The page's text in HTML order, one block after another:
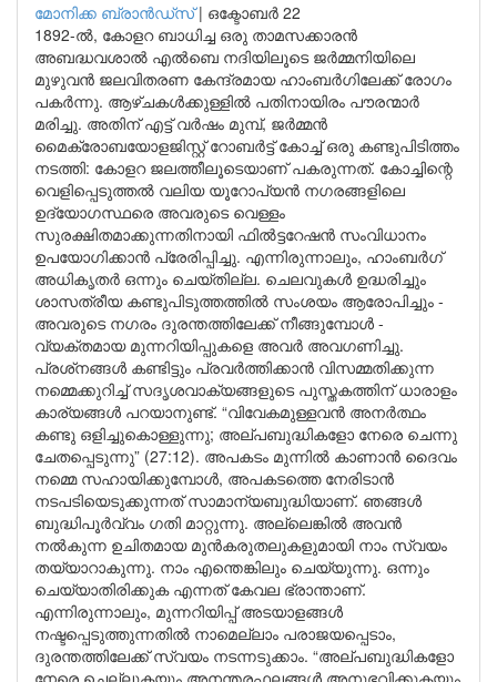
മോനിക്ക ബ്രാന്‍ഡ്‌സ്| ഒക്ടോബർ 22
1892-ൽ, കോളറ ബാധിച്ച ഒരു താമസക്കാരൻ
അബദ്ധവശാൽ എൽബെ നദിയിലൂടെ ജർമ്മനിയിലെ
മുഴുവൻ ജലവിതരണ കേന്ദ്രമായ ഹാംബർഗിലേക്ക് രോഗം
പകർന്നു. ആഴ്ചകൾക്കുള്ളിൽ പതിനായിരം പൗരന്മാർ
മരിച്ചു. അതിന് എട്ട് വർഷം മുമ്പ്, ജർമ്മൻ
മൈക്രോബയോളജിസ്റ്റ് റോബർട്ട് കോച്ച് ഒരു കണ്ടുപിടിത്തം
നടത്തി: കോളറ ജലത്തീലൂടെയാണ് പകരുന്നത്. കോച്ചിന്റെ
വെളിപ്പെടുത്തൽ വലിയ യൂറോപ്യൻ നഗരങ്ങളിലെ
ഉദ്യോഗസ്ഥരെ അവരുടെ വെള്ളം
സുരക്ഷിതമാക്കുന്നതിനായി ഫിൽട്ടറേഷൻ സംവിധാനം
ഉപയോഗിക്കാൻ പ്രേരിപ്പിച്ചു. എന്നിരുന്നാലും, ഹാംബർഗ്
അധികൃതർ ഒന്നും ചെയ്തില്ല. ചെലവുകൾ ഉദ്ധരിച്ചും
ശാസത്രീയ കണ്ടുപിടുത്തത്തിൽ സംശയം ആരോപിച്ചും -
അവരുടെ നഗരം ദുരന്തത്തിലേക്ക് നീങ്ങുമ്പോൾ -
വ്യക്തമായ മുന്നറിയിപ്പുകളെ അവർ അവഗണിച്ചു.
പ്രശ്‌നങ്ങൾ കണ്ടിട്ടും പ്രവർത്തിക്കാൻ വിസമ്മതിക്കുന്ന
നമ്മെക്കുറിച്ച് സദൃശവാക്യങ്ങളുടെ പുസ്തകത്തിന് ധാരാളം
കാര്യങ്ങൾ പറയാനുണ്ട്. “വിവേകമുള്ളവൻ അനർത്ഥം
കണ്ടു ഒളിച്ചുകൊള്ളുന്നു; അല്പബുദ്ധികളോ നേരെ ചെന്നു
ചേതപ്പെടുന്നു” (27:12). അപകടം മുന്നിൽ കാണാൻ ദൈവം
നമ്മെ സഹായിക്കുമ്പോൾ, അപകടത്തെ നേരിടാൻ
നടപടിയെടുക്കുന്നത് സാമാന്യബുദ്ധിയാണ്. ഞങ്ങൾ
ബുദ്ധിപൂർവ്വം ഗതി മാറ്റുന്നു. അല്ലെങ്കിൽ അവൻ
നൽകുന്ന ഉചിതമായ മുൻകരുതലുകളുമായി നാം സ്വയം
തയ്യാറാകുന്നു. നാം എന്തെങ്കിലും ചെയ്യുന്നു. ഒന്നും
ചെയ്യാതിരിക്കുക എന്നത് കേവല ഭ്രാന്താണ്.
എന്നിരുന്നാലും, മുന്നറിയിപ്പ് അടയാളങ്ങൾ
നഷ്ടപ്പെടുത്തുന്നതിൽ നാമെല്ലാം പരാജയപ്പെടാം,
ദുരന്തത്തിലേക്ക് സ്വയം നടന്നടുക്കാം. “അല്പബുദ്ധികളോ
നേരെ ചെല്ലുകയും അനന്തരഫലങ്ങൾ അനുഭവിക്കുകയും